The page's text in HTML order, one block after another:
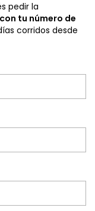
pedir la
con tu número de
corridos desde